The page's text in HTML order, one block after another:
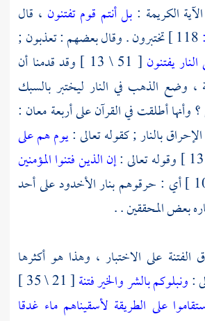
الكريمة : بل أنتم قوم تفتنون ، قال
تختبرون . وقال بعضهم : تعذبون ;
يفتنون
[ 51 \ 13 ] وقد قدمنا أن
، وضع الذهب في النار ليختبر بالسبك
أطلقت في القرآن على أربعة معان :
بالنار ; كقوله تعالى :يوم هم على
إن الذين فتنوا المؤمنين
[ 85 \ 10 ] أي : حرقوهم بنار الأخدود على أحد
بعض المحققين . .
الفتنة على الاختبار ، وهذا هو أكثرها
:ونبلوكم بالشر والخير فتنة
[ 21 \ 35 ]
على الطريقة لأسقيناهم ماء غدقا